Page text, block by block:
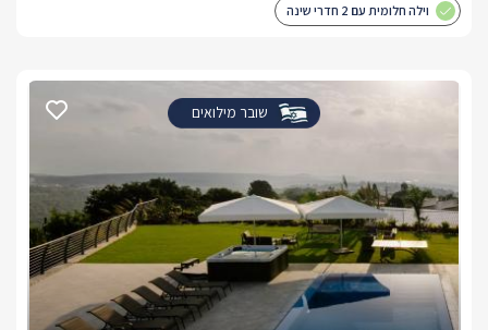
וילה חלומית עם 2 חדרי שינה
שובר מילואים